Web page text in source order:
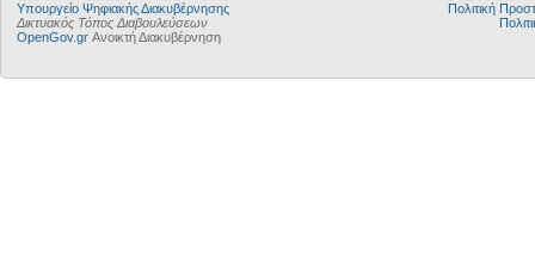
Υπουργείο Ψηφιακής Διακυβέρνησης
Δικτυακός Τόπος Διαβουλεύσεων
OpenGov.gr Ανοικτή Διακυβέρνηση
Πολιτική